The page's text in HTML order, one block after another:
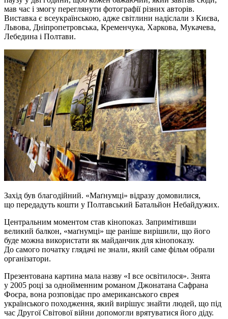
мав час і змогу переглянути фотографії різних авторів.
Виставка є всеукраїнською, адже світлини надіслали з Києва,
Львова, Дніпропетровська, Кременчука, Харкова, Мукачева,
Лебедина і Полтави.
Захід був благодійний. «Маґнумці» відразу домовилися,
що передадуть кошти у Полтавський Батальйон Небайдужих.
Центральним моментом став кінопоказ. Запримітивши
великий балкон, «маґнумці» ще раніше вирішили, що його
буде можна використати як майданчик для кінопоказу.
До самого початку глядачі не знали, який саме фільм обрали
організатори.
Презентована картина мала назву «І все освітилося». Знята
у 2005 році за однойменним романом Джонатана Сафрана
Фоєра, вона розповідає про американського єврея
українського походження, який вирішує знайти людей, що під
час Другої Світової війни допомогли врятуватися його діду.